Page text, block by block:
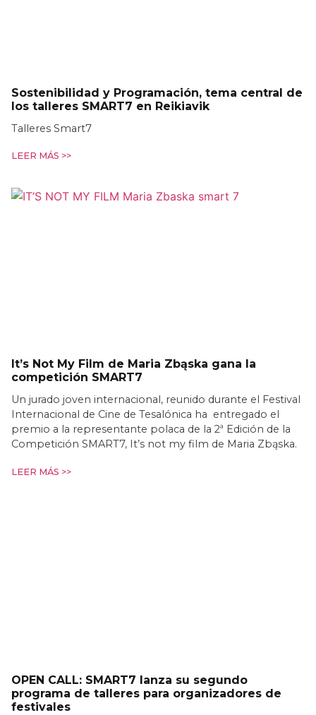
Sostenibilidad y Programación, tema central de
los talleres SMART7 en Reikiavik
Talleres Smart7
LEER MÁS >>
It’s Not My Film de Maria Zbąska gana la
competición SMART7
Un jurado joven internacional, reunido durante el Festival
Internacional de Cine de Tesalónica ha entregado el
premio a la representante polaca de la 2ª Edición de la
Competición SMART7, It’s not my film de Maria Zbąska.
LEER MÁS >>
OPEN CALL: SMART7 lanza su segundo
programa de talleres para organizadores de
festivales